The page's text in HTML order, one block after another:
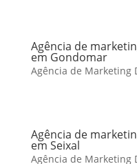
Agência de
em Gondomar
Agência de Marketing
Agência de
em Seixal
Agência de Marketing